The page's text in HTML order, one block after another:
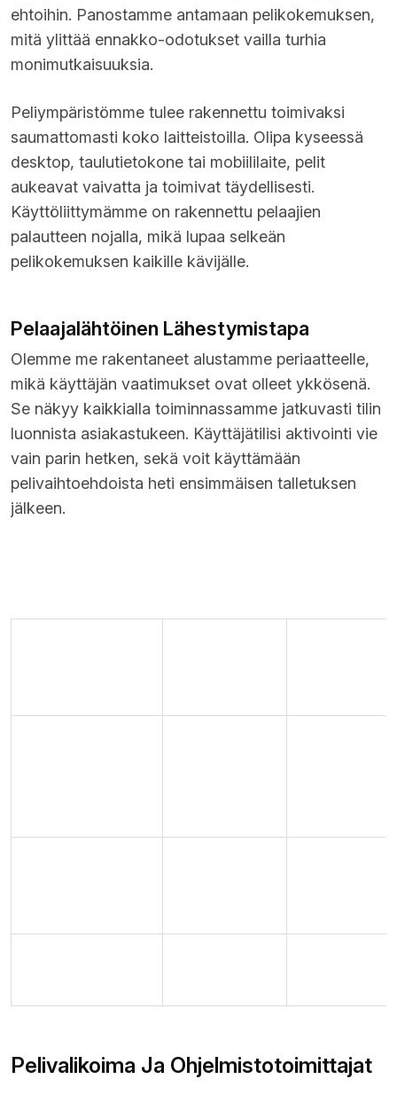
ehtoihin. Panostamme antamaan pelikokemuksen,
mitä ylittää ennakko-odotukset vailla turhia
monimutkaisuuksia.
Peliympäristömme tulee rakennettu toimivaksi
saumattomasti koko laitteistoilla. Olipa kyseessä
desktop, taulutietokone tai mobiililaite, pelit
aukeavat vaivatta ja toimivat täydellisesti.
Käyttöliittymämme on rakennettu pelaajien
palautteen nojalla, mikä lupaa selkeän
pelikokemuksen kaikille kävijälle.
Pelaajalähtöinen Lähestymistapa
Olemme me rakentaneet alustamme periaatteelle,
mikä käyttäjän vaatimukset ovat olleet ykkösenä.
Se näkyy kaikkialla toiminnassamme jatkuvasti tilin
luonnista asiakastukeen. Käyttäjätilisi aktivointi vie
vain parin hetken, sekä voit käyttämään
pelivaihtoehdoista heti ensimmäisen talletuksen
jälkeen.
Pelivalikoima Ja Ohjelmistotoimittajat